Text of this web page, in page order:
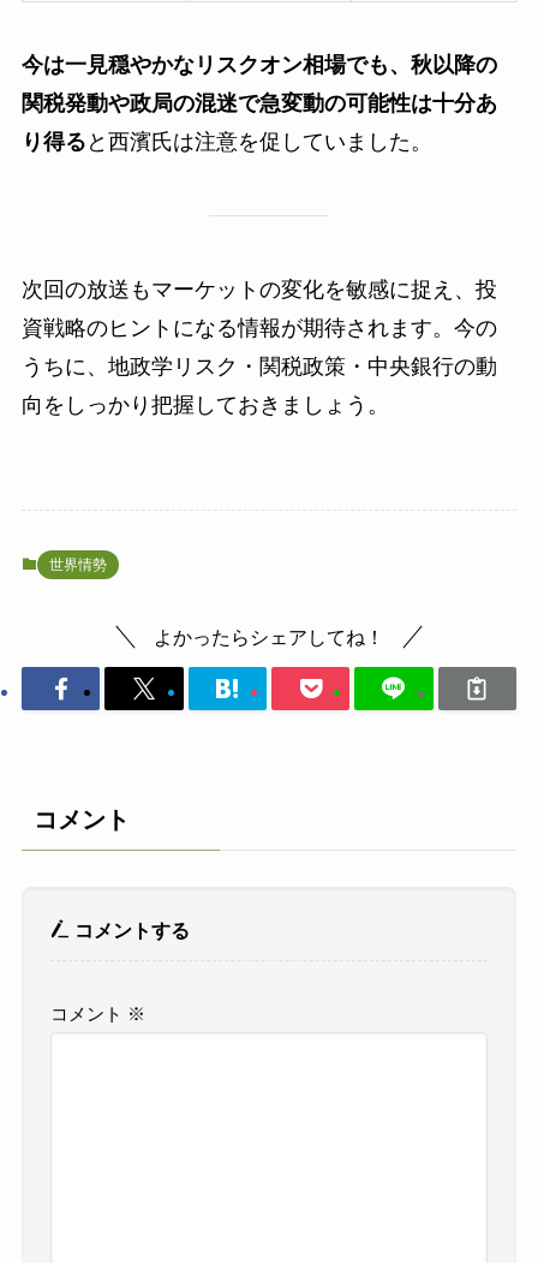
今は一見穏やかなリスクオン相場でも、秋以降の
関税発動や政局の混迷で急変動の可能性は十分あ
り得る と西濱氏は注意を促していました。
次回の放送もマーケットの変化を敏感に捉え、投
資戦略のヒントになる情報が期待されます。今の
うちに、地政学リスク・関税政策・中央銀行の動
向をしっかり把握しておきましょう。
世界情勢
よかったらシェアしてね！
コメント
コメントする
コメント ※